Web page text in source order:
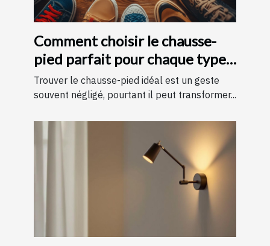
Comment choisir le chausse-
pied parfait pour chaque type
de chaussure
Trouver le chausse-pied idéal est un geste
souvent négligé, pourtant il peut transformer...